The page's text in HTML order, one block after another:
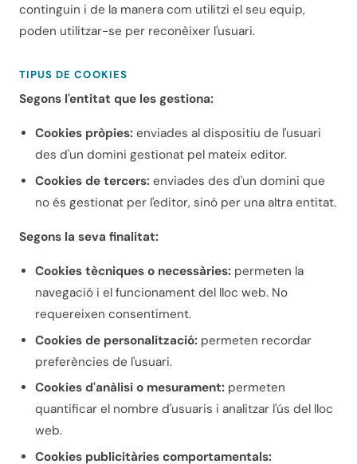
continguin i de la manera com utilitzi el seu equip,
poden utilitzar-se per reconèixer l'usuari.
TIPUS DE COOKIES
Segons l'entitat que les gestiona:
Cookies pròpies: enviades al dispositiu de l'usuari
des d'un domini gestionat pel mateix editor.
Cookies de tercers: enviades des d'un domini que
no és gestionat per l'editor, sinó per una altra entitat.
Segons la seva finalitat:
Cookies tècniques o necessàries: permeten la
navegació i el funcionament del lloc web. No
requereixen consentiment.
Cookies de personalització: permeten recordar
preferències de l'usuari.
Cookies d'anàlisi o mesurament: permeten
quantificar el nombre d'usuaris i analitzar l'ús del lloc
web.
Cookies publicitàries comportamentals: